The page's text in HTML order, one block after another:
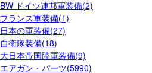
BW ドイツ連邦軍装備(2)
フランス軍装備(1)
日本の軍装備(27)
自衛隊装備(18)
大日本帝国陸軍装備(9)
エアガン・パーツ(5990)